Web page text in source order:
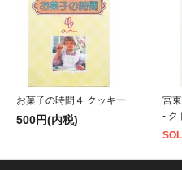
お菓子の時間４ クッキー
500円(内税)
宮
- ク